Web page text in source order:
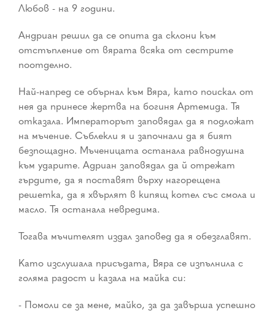
Любов - на 9 години.
Андриан решил да се опита да склони към
отстъпление от вярата всяка от сестрите
поотделно.
Най-напред се обърнал към Вяра, като поискал от
нея да принесе жертва на богиня Артемида. Тя
отказала. Императорът заповядал да я подложат
на мъчение. Съблекли я и започнали да я бият
безпощадно. Мъченицата останала равнодушна
към ударите. Адриан заповядал да й отрежат
гърдите, да я поставят върху нагорещена
решетка, да я хвърлят в кипящ котел със смола и
масло. Тя останала невредима.
Тогава мъчителят издал заповед да я обезглавят.
Като изслушала присъдата, Вяра се изпълнила с
голяма радост и казала на майка си:
- Помоли се за мене, майко, за да завърша успешно